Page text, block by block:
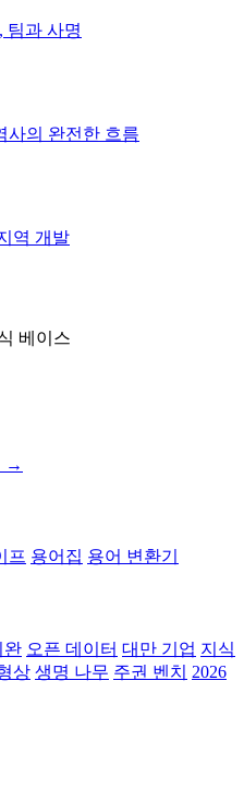
팀과 사명
사의 완전한 흐름
역 개발
베이스
→
프 용어집 용어 변환기
완 오픈 데이터 대만 기업 지식
상 생명 나무 주권 벤치
2026